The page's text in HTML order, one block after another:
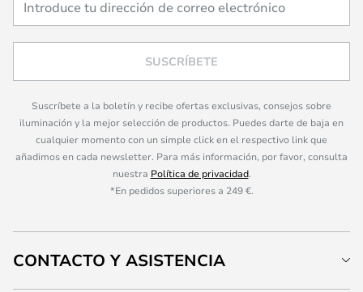
SUSCRÍBETE
Suscríbete a la boletín y recibe ofertas exclusivas, consejos sobre
iluminación y la mejor selección de productos. Puedes darte de baja en
cualquier momento con un simple click en el respectivo link que
añadimos en cada newsletter. Para más información, por favor, consulta
nuestra Política de privacidad.
*En pedidos superiores a 249 €.
CONTACTO Y ASISTENCIA